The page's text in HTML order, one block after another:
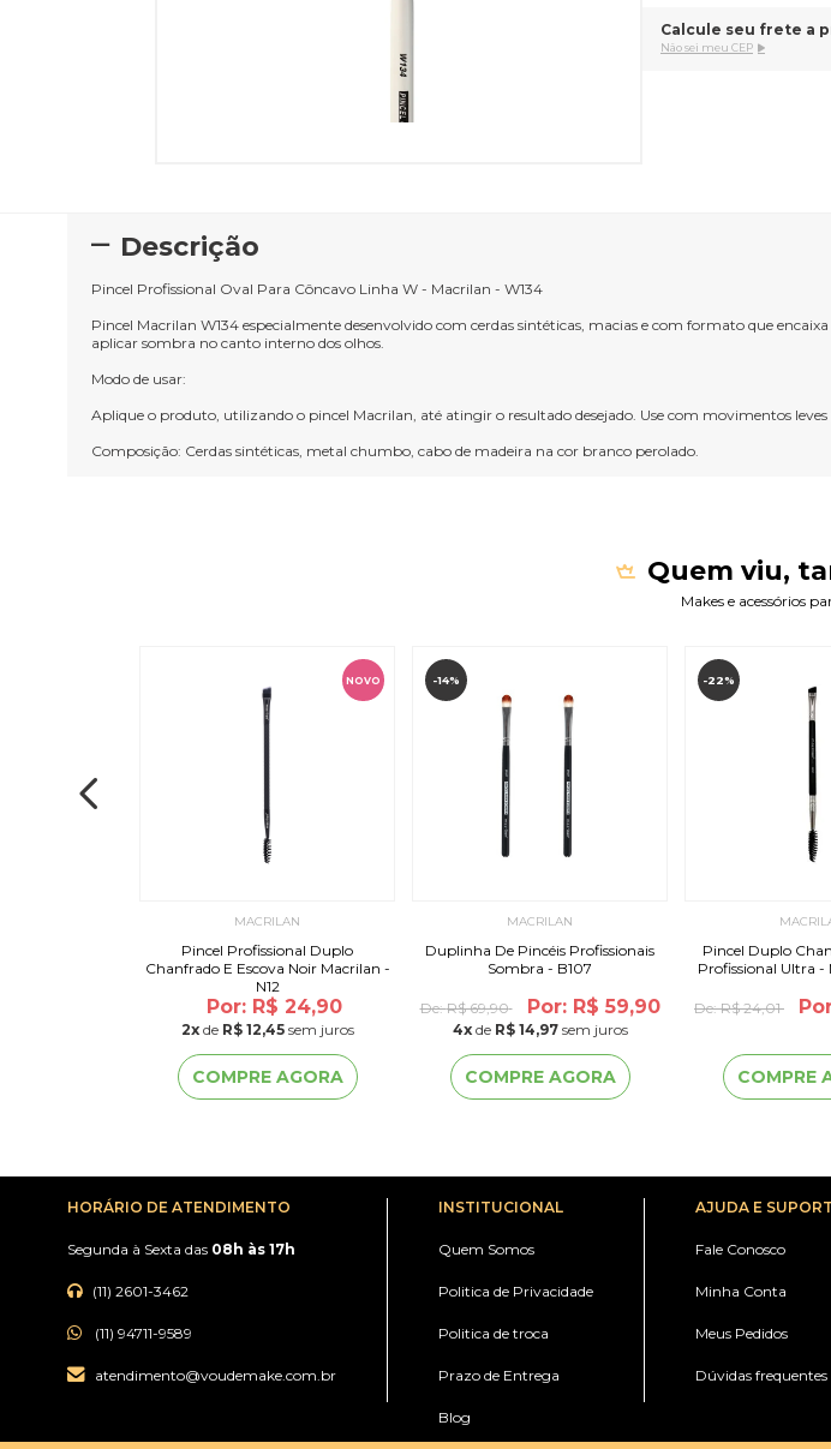
Calcule seu frete a
Não sei meu CEP
Descrição
Pincel Profissional Oval Para Côncavo Linha W - Macrilan - W134
Pincel Macrilan W134 especialmente desenvolvido com cerdas sintéticas, macias e com formato que
aplicar sombra no canto interno dos olhos.
Modo de usar:
Aplique o produto, utilizando o pincel Macrilan, até atingir o resultado desejado. Use com movimentos
Composição: Cerdas sintéticas, metal chumbo, cabo de madeira na cor branco perolado.
Quem viu,
Makes e acessórios
NOVO
MACRILAN
Pincel Profissional Duplo
Chanfrado E Escova Noir Macrilan -
N12
Por: R$ 24,90
2xde R$ 12,45sem juros
COMPRE AGORA
-14%
MACRILAN
Duplinha De Pincéis Profissionais
Sombra - B107
De:R$ 69,90 Por: R$ 59,90
4xde R$ 14,97sem juros
COMPRE AGORA
-22%
Pincel Duplo
Profissional Ultra -
De:R$ 24,01
COMPRE
HORÁRIO DE ATENDIMENTO
Segunda à Sexta das 08h às 17h
(11) 2601-3462
(11) 94711-9589
atendimento@voudemake.com.br
INSTITUCIONAL
Quem Somos
Politica de Privacidade
Politica de troca
Prazo de Entrega
Blog
AJUDA E
Fale Conosco
Minha Conta
Meus Pedidos
Dúvidas frequentes